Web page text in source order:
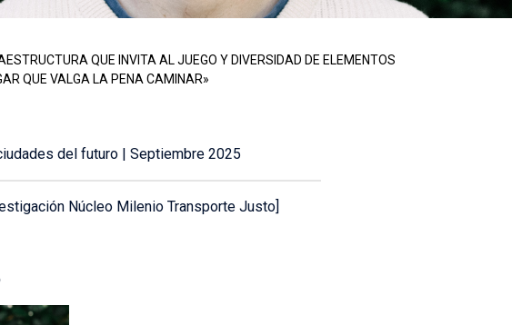
QUE INVITA AL JUEGO Y DIVERSIDAD DE ELEMENTOS
QUE VALGA LA PENA CAMINAR»
del futuro| Septiembre 2025
Núcleo Milenio Transporte Justo]